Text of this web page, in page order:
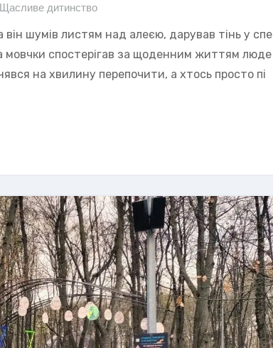
дитинство
шумів листям над алеєю, дарував тінь у спе
мовчки спостерігав за щоденним життям люде
на хвилину перепочити, а хтось просто пі